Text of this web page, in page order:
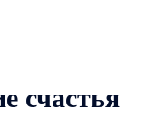
счастья